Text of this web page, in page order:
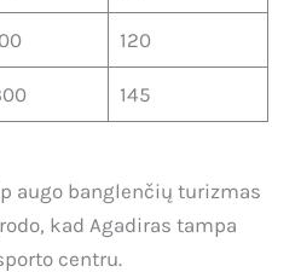
120
145
augo banglenčių turizmas
kad Agadiras tampa
centru.